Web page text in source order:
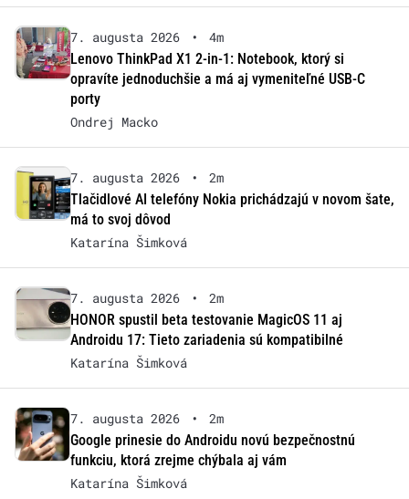
7. augusta 2026 •
4m
Lenovo ThinkPad X1 2-in-1: Notebook, ktorý si
opravíte jednoduchšie a má aj vymeniteľné USB-C
porty
Ondrej Macko
7. augusta 2026 •
2m
Tlačidlové AI telefóny Nokia prichádzajú v novom šate,
má to svoj dôvod
Katarína Šimková
7. augusta 2026 •
2m
HONOR spustil beta testovanie MagicOS 11 aj
Androidu 17: Tieto zariadenia sú kompatibilné
Katarína Šimková
7. augusta 2026 •
2m
Google prinesie do Androidu novú bezpečnostnú
funkciu, ktorá zrejme chýbala aj vám
Katarína Šimková